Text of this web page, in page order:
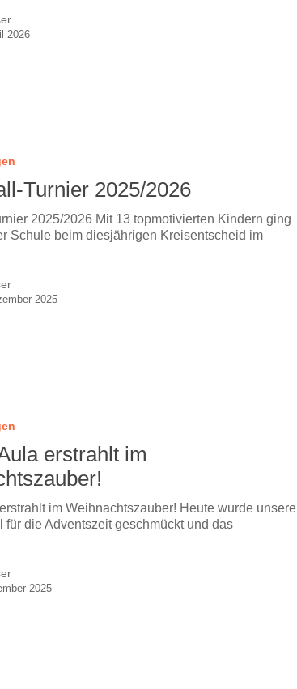
2026
Turnier 2025/2026
2025/2026 Mit 13 topmotivierten Kindern ging
Schule beim diesjährigen Kreisentscheid im
2025
erstrahlt im
im Weihnachtszauber! Heute wurde unsere
für die Adventszeit geschmückt und das
2025